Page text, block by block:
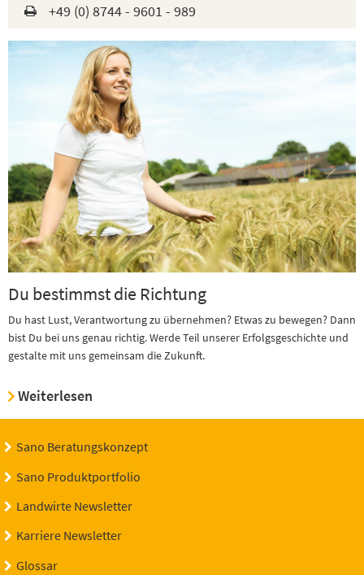
+49 (0) 8744 - 9601 - 989
Du bestimmst die Richtung
Du hast Lust, Verantwortung zu übernehmen? Etwas zu bewegen? Dann
bist Du bei uns genau richtig. Werde Teil unserer Erfolgsgeschichte und
gestalte mit uns gemeinsam die Zukunft.
Weiterlesen
Sano Beratungskonzept
Sano Produktportfolio
Landwirte Newsletter
Karriere Newsletter
Glossar